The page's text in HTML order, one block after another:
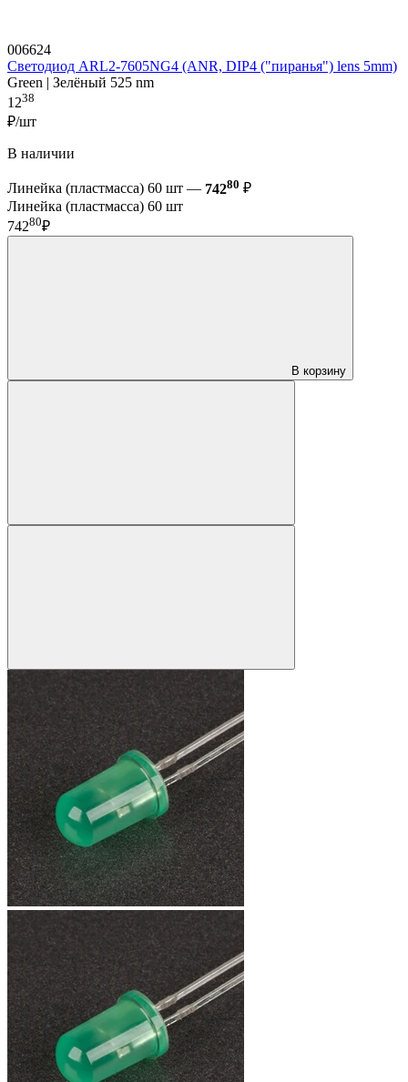
006624
Светодиод ARL2-7605NG4 (ANR, DIP4 ("пиранья") lens 5mm)
Green | Зелёный 525 nm
1238
₽/шт
В наличии
Линейка (пластмасса) 60 шт — 74280 ₽
Линейка (пластмасса) 60 шт
74280₽
В корзину